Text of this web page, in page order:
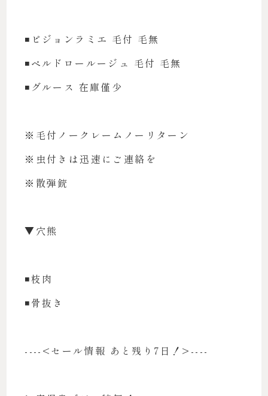
◾️ピジョンラミエ 毛付 毛無
◾️ペルドロールージュ 毛付 毛無
◾️グルース 在庫僅少
※毛付ノークレームノーリターン
※虫付きは迅速にご連絡を
※散弾銃
▼穴熊
◾️枝肉
◾️骨抜き
----<セール情報 あと残り7日！>----